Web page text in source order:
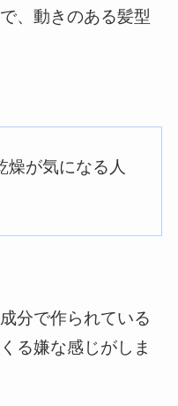
、動きのある髪型
燥が気になる人
分で作られている
る嫌な感じがしま